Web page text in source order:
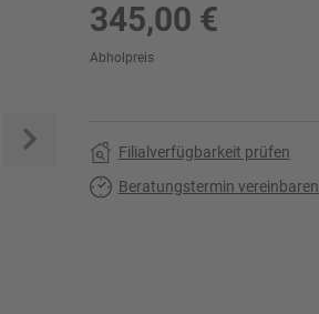
Weiter
345,00 €
Abholpreis
Filialverfügbarkeit prüfen
Beratungstermin vereinbaren